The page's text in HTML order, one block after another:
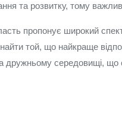
та розвитку, тому
пропонує широкий
той, що найкраще
дружньому середовищі, що